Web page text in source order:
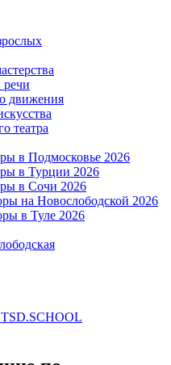
речи
движения
театра
в Подмосковье 2026
в Турции 2026
в Сочи 2026
на Новослободской 2026
в Туле 2026